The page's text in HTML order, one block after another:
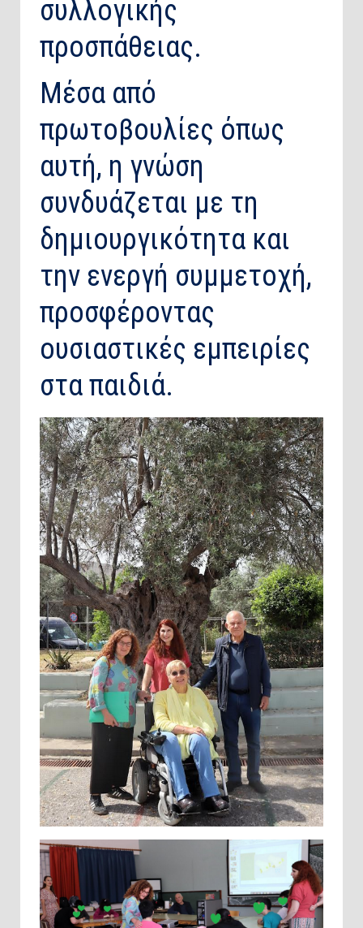
συλλογικής
προσπάθειας.
Μέσα από
πρωτοβουλίες όπως
αυτή, η γνώση
συνδυάζεται με τη
δημιουργικότητα και
την ενεργή συμμετοχή,
προσφέροντας
ουσιαστικές εμπειρίες
στα παιδιά.